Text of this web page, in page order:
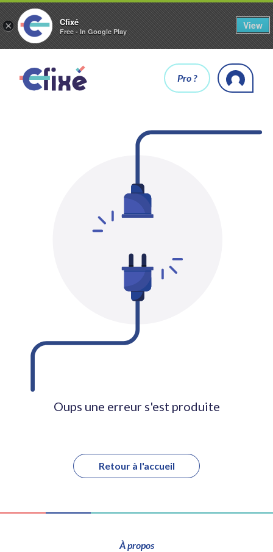
× Cfixé
Free - In Google Play
View
Pro ?
Oups une erreur s'est produite
Retour à l'accueil
À propos